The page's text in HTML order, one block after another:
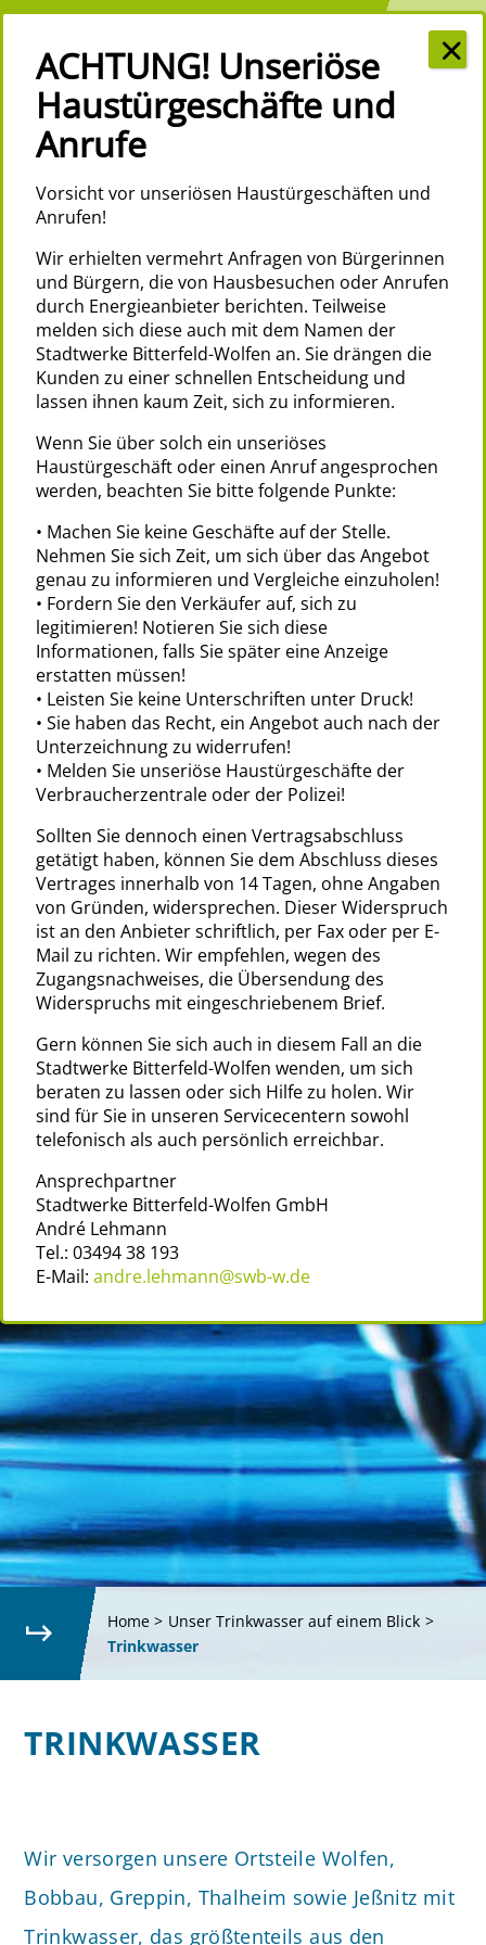
Home > Unser Trinkwasser auf einem Blick >
Trinkwasser
TRINKWASSER
Wir versorgen unsere Ortsteile Wolfen,
Bobbau, Greppin, Thalheim sowie Jeßnitz mit
Trinkwasser, das größtenteils aus den
Vorsicht vor unseriösen Haustürgeschäften und
Anrufen!
Wir erhielten vermehrt Anfragen von Bürgerinnen
und Bürgern, die von Hausbesuchen oder Anrufen
durch Energieanbieter berichten. Teilweise
melden sich diese auch mit dem Namen der
Stadtwerke Bitterfeld-Wolfen an. Sie drängen die
Kunden zu einer schnellen Entscheidung und
lassen ihnen kaum Zeit, sich zu informieren.
Wenn Sie über solch ein unseriöses
Haustürgeschäft oder einen Anruf angesprochen
werden, beachten Sie bitte folgende Punkte:
• Machen Sie keine Geschäfte auf der Stelle.
Nehmen Sie sich Zeit, um sich über das Angebot
genau zu informieren und Vergleiche einzuholen!
• Fordern Sie den Verkäufer auf, sich zu
legitimieren! Notieren Sie sich diese
Informationen, falls Sie später eine Anzeige
erstatten müssen!
• Leisten Sie keine Unterschriften unter Druck!
• Sie haben das Recht, ein Angebot auch nach der
Unterzeichnung zu widerrufen!
• Melden Sie unseriöse Haustürgeschäfte der
Verbraucherzentrale oder der Polizei!
Sollten Sie dennoch einen Vertragsabschluss
getätigt haben, können Sie dem Abschluss dieses
Vertrages innerhalb von 14 Tagen, ohne Angaben
von Gründen, widersprechen. Dieser Widerspruch
ist an den Anbieter schriftlich, per Fax oder per E-
Mail zu richten. Wir empfehlen, wegen des
Zugangsnachweises, die Übersendung des
Widerspruchs mit eingeschriebenem Brief.
Gern können Sie sich auch in diesem Fall an die
Stadtwerke Bitterfeld-Wolfen wenden, um sich
beraten zu lassen oder sich Hilfe zu holen. Wir
sind für Sie in unseren Servicecentern sowohl
telefonisch als auch persönlich erreichbar.
Ansprechpartner
Stadtwerke Bitterfeld-Wolfen GmbH
André Lehmann
Tel.: 03494 38 193
E-Mail: andre.lehmann@swb-w.de